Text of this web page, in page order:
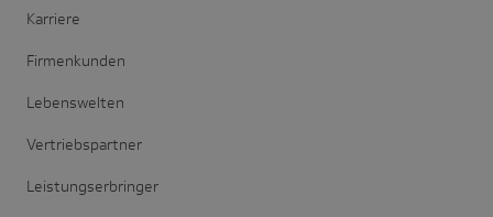
Karriere
Firmenkunden
Lebenswelten
Vertriebspartner
Leistungserbringer